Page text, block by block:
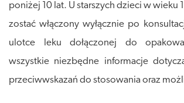
poniżej 10 lat. U starszych dzieci w wieku
zostać włączony wyłącznie po
ulotce leku dołączonej do
wszystkie niezbędne informacje
przeciwwskazań do stosowania oraz